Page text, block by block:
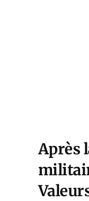
Après